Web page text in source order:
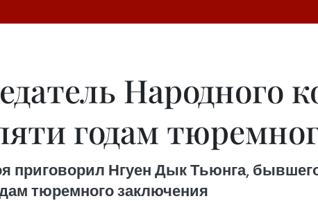
Народного
годам
приговорил Нгуен Дык Тьюнга,
тюремного заключения